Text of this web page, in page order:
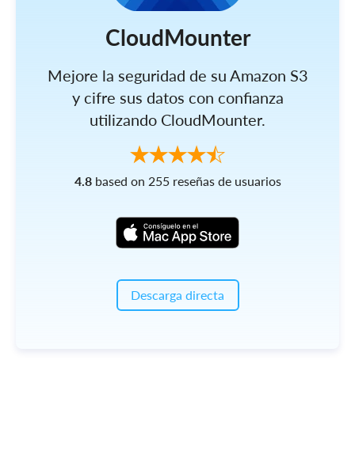
CloudMounter
Mejore la seguridad de su Amazon S3
y cifre sus datos con confianza
utilizando CloudMounter.
4.8based on 255 reseñas de usuarios
Descarga directa